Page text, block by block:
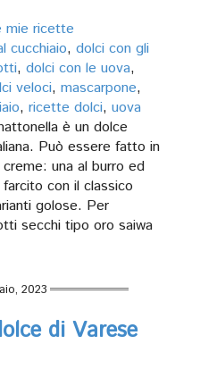
mie ricette
cucchiaio, dolci con gli
, dolci con le uova,
veloci, mascarpone,
, ricette dolci, uova
è un dolce
Può essere fatto in
una al burro ed
con il classico
golose. Per
secchi tipo oro saiwa
2023
di Varese